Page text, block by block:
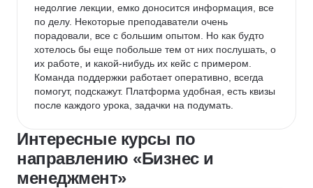
недолгие лекции, емко доносится информация, все
по делу. Некоторые преподаватели очень
порадовали, все с большим опытом. Но как будто
хотелось бы еще побольше тем от них послушать, о
их работе, и какой-нибудь их кейс с примером.
Команда поддержки работает оперативно, всегда
помогут, подскажут. Платформа удобная, есть квизы
после каждого урока, задачки на подумать.
Интересные курсы по
направлению «Бизнес и
менеджмент»